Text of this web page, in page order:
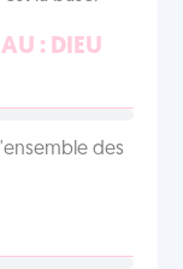
: DIEU
des